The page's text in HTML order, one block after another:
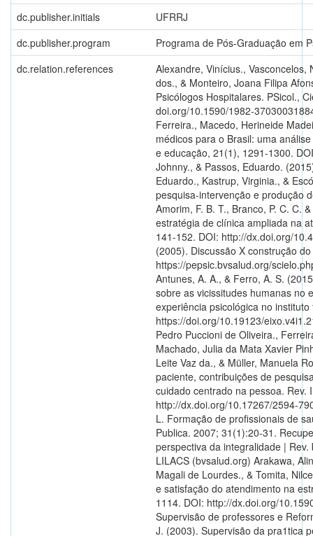
dc.publisher.initials
UFRRJ
dc.publisher.program
Programa de Pós-Graduação em
dc.relation.references
Alexandre, Vinícius., Vasconcelos, Nilce Ávila de Oliveira Palis de., Santos, Manoel Antônio dos., & Monteiro, Joana Filipa Afonso. (2019). O Acolhimento como Postura na Percepção de Psicólogos Hospitalares. PSicol., Ciênc. Prof., 39(188484), 1-14. DOI: https:// doi.org/10.1590/1982-3703003188484. Almeida, Erika Rodrigues de., Martins, Adriano Ferreira., Macedo, Herineide Madeira., & Penha, Rodrigo Chávez. (2017). Projeto mais médicos para o Brasil: uma análise da supervisão acadêmica. Interfaces: comunicação, saúde e educação, 21(1), 1291-1300. DOI: https://doi.org/10.1590/1807-57622016.0558. Alvarez, Johnny., & Passos, Eduardo. (2015). Cartografar é habitar um território existencial. In Passos, Eduardo., Kastrup, Virginia., & Escóssia, Liliana da. (Orgs.). Pistas do Método da Cartografia: pesquisa-intervenção e produção de subjetividade. Porto Alegre: Editora Sulina, 131-149. Amorim, F. B. T., Branco, P. C. C. & De Andrade, A. B. (2015). Plantão psicológico como estratégia de clínica ampliada na atenção básica em saúde. Revista Contextos Clínicos, 8(2), 141-152. DOI: http://dx.doi.org/10.4013/ctc.2015.82.03. Andrade, Renata Dinardi Rezende. (2005). Discussão X construção do caso clínico. M e n t a l , 3 ( 4 ) . R e c u p e r a d o d e : https://pepsic.bvsalud.org/scielo.php? script=sci_arttext&pid=S1679-44272005000100004. Antunes, A. A., & Ferro, A. S. (2015). Plantão psicológico: A construção de um “pro- jeto” sobre as vicissitudes humanas no espaço educacional, narrando a intertextualidade de uma experiência psicológica no instituto federal de Goiás. Revista EIXO, 4(1), 75-80. DOI: https://doi.org/10.19123/eixo.v4i1.213. Antunes, Mariana Sawchuk Moura Marques., Lyra, Pedro Puccioni de Oliveira., Ferreira, Deisianny dos Santos., Catharina, Luiza Brandão., Machado, Julia da Mata Xavier Pinheiro., Lourenço, Manuela Wendling Russo., Silva, Luísa Leite Vaz da., & Müller, Manuela Rodrigues. (2022). Repensando a queixa principal do paciente, contribuições de pesquisas desenvolvidas por estudantes de medicina para o cuidado centrado na pessoa. Rev. Inter. Educ. Saúde, 6(4407). DOI: http://dx.doi.org/10.17267/2594-7907ijeh.2022.e4407. Araujo D, Miranda M. C. G. & Brasil S. L. Formação de profissionais de saúde na perspectiva da integralidade. Rev Baiana Saude Publica. 2007; 31(1):20-31. Recuperado de Formação de profissionais de saúde na perspectiva da integralidade | Rev. baiana saúde pública;31(supl.1): 20-31, jun. 2007. | LILACS (bvsalud.org) Arakawa, Aline Megumi., Lopes-Herrera , Simone Aparecida., Caldana, Magali de Lourdes., & Tomita, Nilce Emy. (2012). Percepção dos usuários do SUS: expectativa e satisfação do atendimento na estratégia de saúde da família. Rev. CEFAC, 14(6), 1108-1114. DOI: http://dx.doi.org/10.1590/s1516-18462012005000010. Arlacão, I. (1994), Supervisão de professores e Reforma Educativa. IGE-Informação, 3(1). Alarcão I., & Tavares, J. (2003). Supervisão da pra1tica pedagógica: uma perspectiva de desenvolvimento e aprendizagem. Coimbra: Livraria Almedina. 134 Ayres, J. R. de C.; Rios, I. C.; Schraiber, L. B.; Falcão, M. T. C & Mota, A. (2013). Humanidades como disciplina da graduação em Medicina. Revista Brasileira de Educação Médica, 37(3), 455-463. DOI: https://doi.org/10.1590/S0100-55022013000300019. Balestra, Eduarda Vianna Guimarães., Magalhães, Lorena Torres., Franco, Isadora Eloi., Guerra, Rafaella Faria de Oliveira., Silveira, Ana Paula Stiefiano Ferraz., & Silva, Constanza Thaise Xavier. (2020). Atividade prática-exploratória no CAPSi (Centro de Atenção Psicossocial Infantil) Crescer de Anápolis: um relato de experiência. Revista Master - E n s i n o , P e s q u i s a e E x t e n s ã o , 5 ( 9 ) , 11 - 1 4 . D i s p o n í